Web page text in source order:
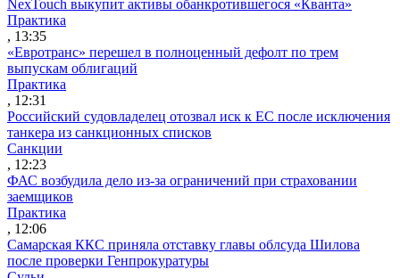
NexTouch выкупит активы обанкротившегося «Кванта»
Практика
, 13:35
«Евротранс» перешел в полноценный дефолт по трем
выпускам облигаций
Практика
, 12:31
Российский судовладелец отозвал иск к ЕС после исключения
танкера из санкционных списков
Санкции
, 12:23
ФАС возбудила дело из-за ограничений при страховании
заемщиков
Практика
, 12:06
Самарская ККС приняла отставку главы облсуда Шилова
после проверки Генпрокуратуры